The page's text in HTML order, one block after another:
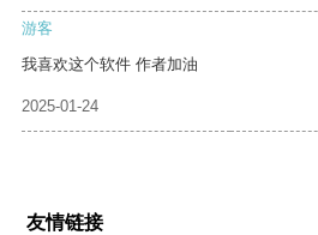
游客
我喜欢这个软件 作者加油
2025-01-24
友情链接